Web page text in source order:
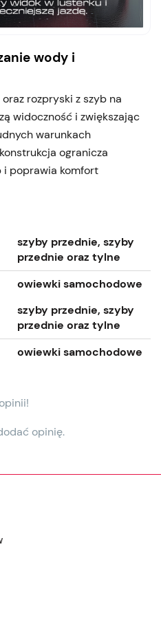
wody i
rozpryski z szyb na
widoczność i zwiększając
warunkach
ogranicza
i poprawia komfort
szyby przednie, szyby
przednie oraz tylne
owiewki samochodowe
szyby przednie, szyby
przednie oraz tylne
owiewki samochodowe
opinię.